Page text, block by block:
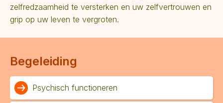
zelfredzaamheid te versterken en uw zelfvertrouwen en
grip op uw leven te vergroten.
Begeleiding
Psychisch functioneren